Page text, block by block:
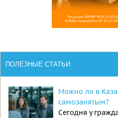
ПОЛЕЗНЫЕ СТАТЬИ
Можно ли в
самозанятым?
Сегодня у